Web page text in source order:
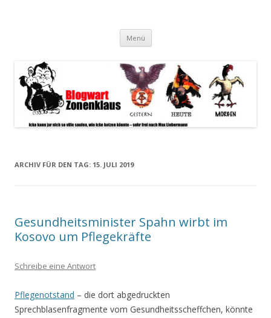
spiegeln im wesentlichen den Gesundheitszustand dieser unserer
Menü Zum
springen
ARCHIV FÜR DEN TAG: 15. JULI 2019
Gesundheitsminister Spahn wirbt im
Kosovo um Pflegekräfte
Schreibe eine Antwort
Pflegenotstand – die dort abgedruckten
Sprechblasenfragmente vom Gesundheitsscheffchen, könnte